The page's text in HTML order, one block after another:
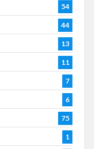
54
44
13
11
7
6
75
1